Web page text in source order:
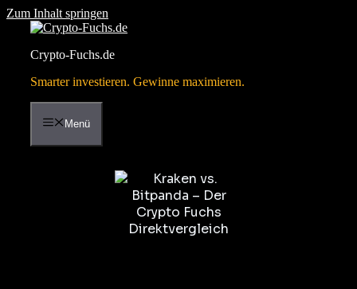
Zum Inhalt springen
Crypto-Fuchs.de
Smarter investieren. Gewinne maximieren.
Menü